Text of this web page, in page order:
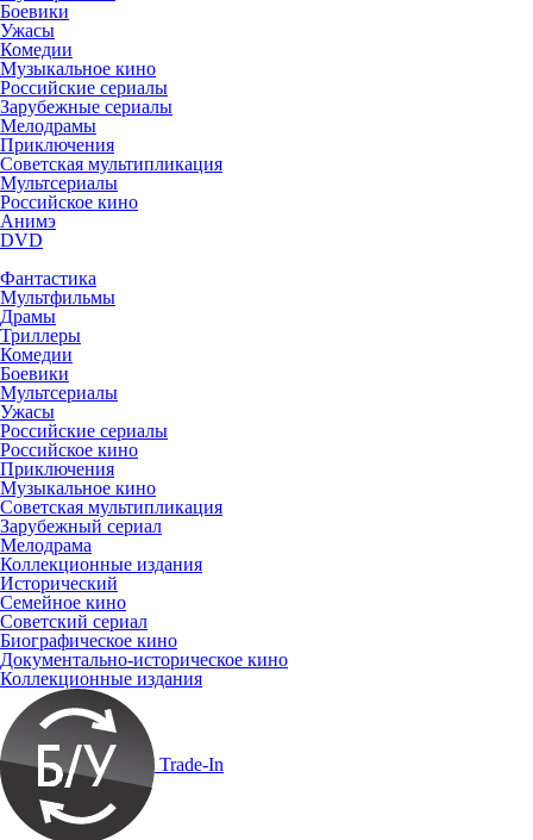
Боевики
Ужасы
Комедии
Музыкальное кино
Российские сериалы
Зарубежные сериалы
Мелодрамы
Приключения
Советская мультипликация
Мультсериалы
Российское кино
Анимэ
DVD
Фантастика
Мультфильмы
Драмы
Триллеры
Комедии
Боевики
Мультсериалы
Ужасы
Российские сериалы
Российское кино
Приключения
Музыкальное кино
Советская мультипликация
Зарубежный сериал
Мелодрама
Коллекционные издания
Исторический
Семейное кино
Советский сериал
Биографическое кино
Документально-историческое кино
Коллекционные издания
Trade-In